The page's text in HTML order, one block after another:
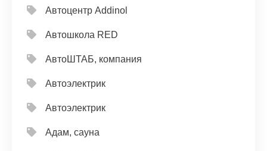
Автоцентр Addinol
Автошкола RED
АвтоШТАБ, компания
Автоэлектрик
Автоэлектрик
Адам, сауна